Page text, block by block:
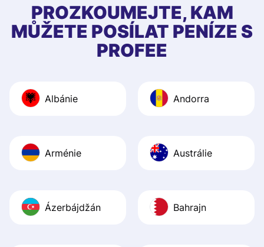
first started
app, and they
quick to provide
Recommend it!
PROZKOUMEJTE, KAM
MŮŽETE POSÍLAT PENÍZE S
PROFEE
Albánie Andorra
Arménie Austrálie
Ázerbájdžán Bahrajn